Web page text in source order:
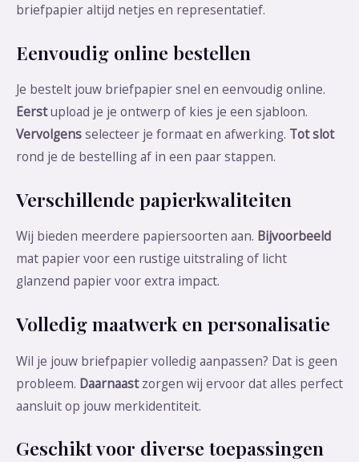
briefpapier altijd netjes en representatief.
Eenvoudig online bestellen
Je bestelt jouw briefpapier snel en eenvoudig online.
Eerstupload je je ontwerp of kies je een sjabloon.
Vervolgensselecteer je formaat en afwerking. Tot slot
rond je de bestelling af in een paar stappen.
Verschillende papierkwaliteiten
Wij bieden meerdere papiersoorten aan. Bijvoorbeeld
mat papier voor een rustige uitstraling of licht
glanzend papier voor extra impact.
Volledig maatwerk en personalisatie
Wil je jouw briefpapier volledig aanpassen? Dat is geen
probleem. Daarnaastzorgen wij ervoor dat alles perfect
aansluit op jouw merkidentiteit.
Geschikt voor diverse toepassingen